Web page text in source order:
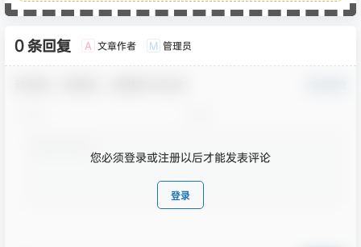
0 条回复 A 文章作者 M 管理员
您必须登录或注册以后才能发表评论
登录